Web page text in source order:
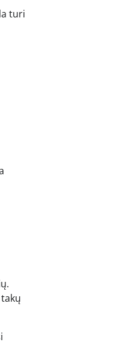
turi